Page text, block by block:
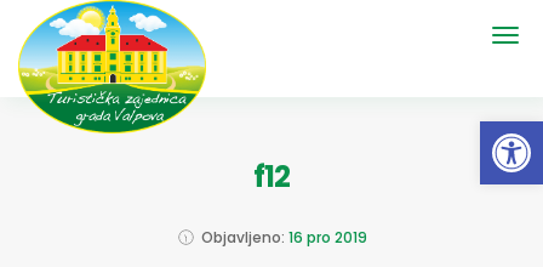
f12
Objavljeno: 16 pro 2019